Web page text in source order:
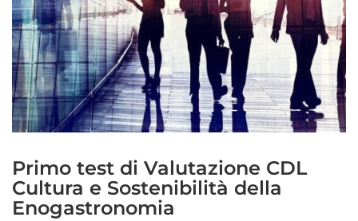
Primo test di Valutazione CDL
Cultura e Sostenibilità della
Enogastronomia